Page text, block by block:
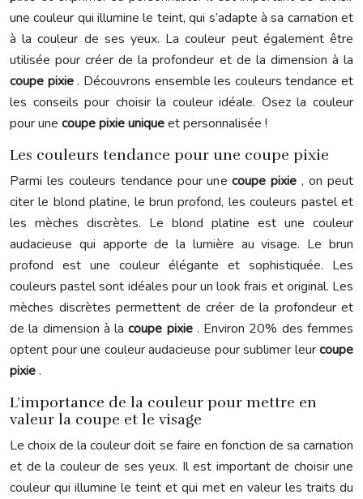
une couleur qui illumine le teint, qui s’adapte à sa carnation et
à la couleur de ses yeux. La couleur peut également être
utilisée pour créer de la profondeur et de la dimension à la
coupe pixie. Découvrons ensemble les couleurs tendance et
les conseils pour choisir la couleur idéale. Osez la couleur
pour une coupe pixie uniqueet personnalisée !
Les couleurs tendance pour une coupe pixie
Parmi les couleurs tendance pour unecoupe pixie, on peut
citer le blond platine, le brun profond, les couleurs pastel et
les mèches discrètes. Le blond platine est une couleur
audacieuse qui apporte de la lumière au visage. Le brun
profond est une couleur élégante et sophistiquée. Les
couleurs pastel sont idéales pour un look frais et original. Les
mèches discrètes permettent de créer de la profondeur et
de la dimension à lacoupe pixie . Environ 20% des femmes
optent pour une couleur audacieuse pour sublimer leurcoupe
pixie.
L’importance de la couleur pour mettre en
valeur la coupe et le visage
Le choix de la couleur doit se faire en fonction de sa carnation
et de la couleur de ses yeux. Il est important de choisir une
couleur qui illumine le teint et qui met en valeur les traits du